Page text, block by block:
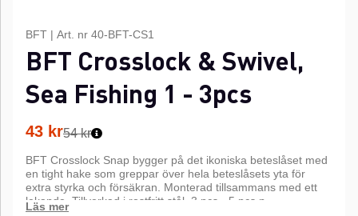
BFT | Art. nr 40-BFT-CS1
BFT Crosslock & Swivel,
Sea Fishing 1 - 3pcs
43 kr54 kr
BFT Crosslock Snap bygger på det ikoniska beteslåset med
en tight hake som greppar över hela beteslåsets yta för
extra styrka och försäkran. Monterad tillsammans med ett
lekande. Tillverkad i rostfritt stål. 3 pcs - 5 pcs.n